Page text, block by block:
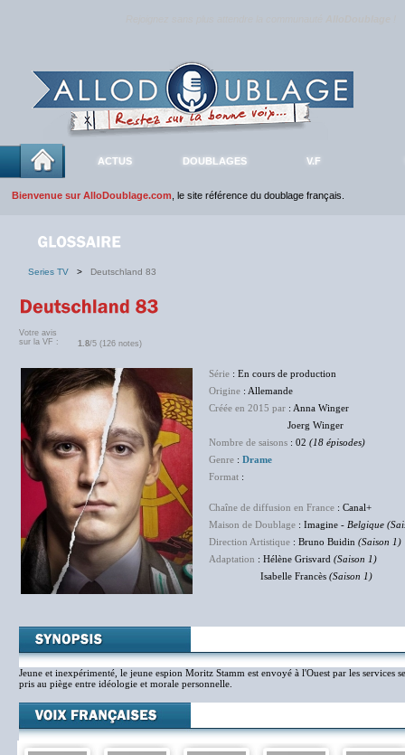
ACTUS DOUBLAGES V.F
Bienvenue sur AlloDoublage.com , le site référence du doublage français.
Series TV > Deutschland 83
Votre avis
sur la VF :
1.8/5 (126 notes)
Série : En cours de production
Origine : Allemande
Créée en 2015 par : Anna Winger
Joerg Winger
Nombre de saisons : 02 (18 épisodes)
Genre : Drame
Format :
Chaîne de diffusion en France : Canal+
Maison de Doublage : Imagine - Belgique
Direction Artistique : Bruno Buidin (Saison 1)
Adaptation : Hélène Grisvard (Saison 1)
Isabelle Francès (Saison 1)
Jeune et inexpérimenté, le jeune espion Moritz Stamm est envoyé à l'Ouest par les services
pris au piège entre idéologie et morale personnelle.